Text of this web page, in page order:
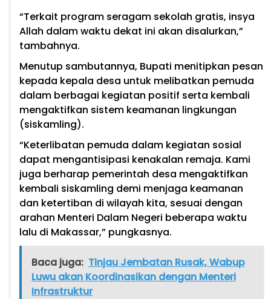
“Terkait program seragam sekolah gratis, insya
Allah dalam waktu dekat ini akan disalurkan,”
tambahnya.
Menutup sambutannya, Bupati menitipkan pesan
kepada kepala desa untuk melibatkan pemuda
dalam berbagai kegiatan positif serta kembali
mengaktifkan sistem keamanan lingkungan
(siskamling).
“Keterlibatan pemuda dalam kegiatan sosial
dapat mengantisipasi kenakalan remaja. Kami
juga berharap pemerintah desa mengaktifkan
kembali siskamling demi menjaga keamanan
dan ketertiban di wilayah kita, sesuai dengan
arahan Menteri Dalam Negeri beberapa waktu
lalu di Makassar,” pungkasnya.
Baca juga: Tinjau Jembatan Rusak, Wabup
Luwu akan Koordinasikan dengan Menteri
Infrastruktur